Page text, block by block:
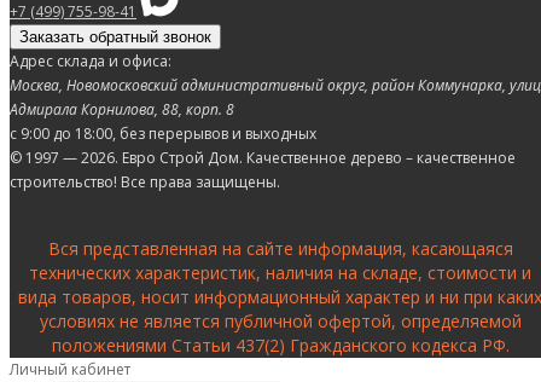
+7 (499) 755-98-41
Заказать обратный звонок
Адрес склада и офиса:
Москва, Новомосковский административный округ, район Коммунарка,
Адмирала Корнилова, 88, корп. 8
с 9:00 до 18:00, без перерывов и выходных
© 1997 — 2026. Евро Строй Дом. Качественное дерево – качественное
строительство! Все права защищены.
Вся представленная на сайте информация, касающаяся
технических характеристик, наличия на складе, стоимости и
вида товаров, носит информационный характер и ни при каких
условиях не является публичной офертой, определяемой
положениями Статьи 437(2) Гражданского кодекса РФ.
Личный кабинет